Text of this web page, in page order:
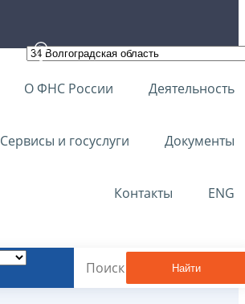
О ФНС России Деятельность
Сервисы и госуслуги Документы
Контакты ENG
Найти